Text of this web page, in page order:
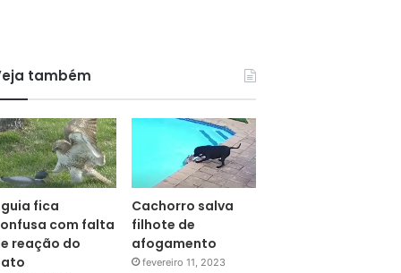
também
fica
com falta
reação do
Cachorro salva
filhote de
afogamento
fevereiro 11, 2023